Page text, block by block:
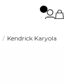
Kendrick Karyola